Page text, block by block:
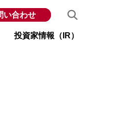
投資家情報（IR）
い合わせ